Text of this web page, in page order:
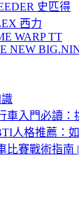
史匹得
西力
WARP TT
NEW
車入門必讀：
人格推薦：
比賽戰術指南